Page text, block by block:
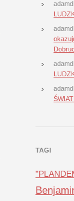
adamd
adamd
adamd
adamd
TAGI